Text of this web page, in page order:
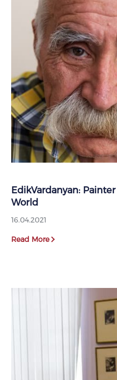
EdikVardanyan:
World
16.04.2021
Read More